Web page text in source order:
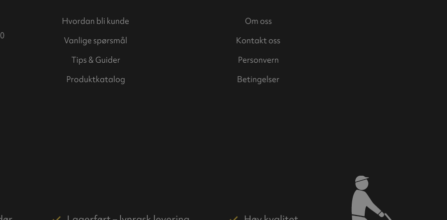
Hvordan bli kunde
Vanlige spørsmål
Tips & Guider
Produktkatalog
Om oss
Kontakt oss
Personvern
Betingelser